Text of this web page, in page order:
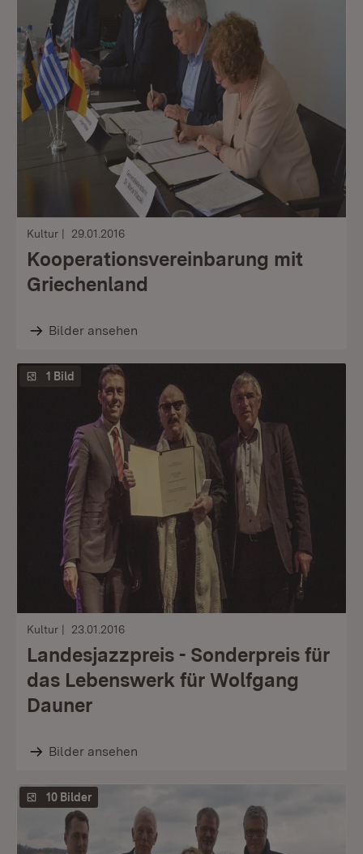
Kultur 29.01.2016
Kooperationsvereinbarung mit
Griechenland
Bilder ansehen
1 Bild
Kultur 23.01.2016
Landesjazzpreis - Sonderpreis für
das Lebenswerk für Wolfgang
Dauner
Bilder ansehen
10 Bilder